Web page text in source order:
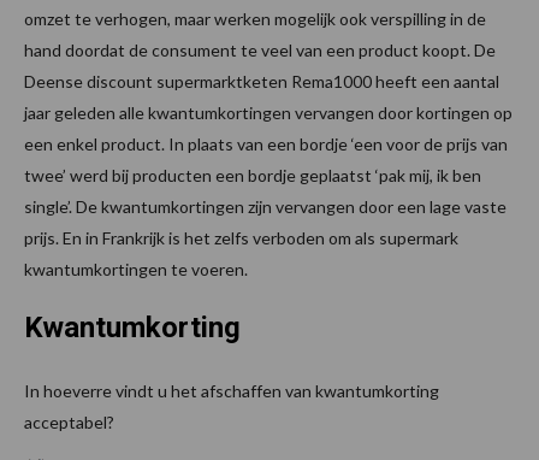
omzet te verhogen, maar werken mogelijk ook verspilling in de
hand doordat de consument te veel van een product koopt. De
Deense discount supermarktketen Rema1000 heeft een aantal
jaar geleden alle kwantumkortingen vervangen door kortingen op
een enkel product. In plaats van een bordje ‘een voor de prijs van
twee’ werd bij producten een bordje geplaatst ‘pak mij, ik ben
single’. De kwantumkortingen zijn vervangen door een lage vaste
prijs. En in Frankrijk is het zelfs verboden om als supermark
kwantumkortingen te voeren.
Kwantumkorting
In hoeverre vindt u het afschaffen van kwantumkorting
acceptabel?